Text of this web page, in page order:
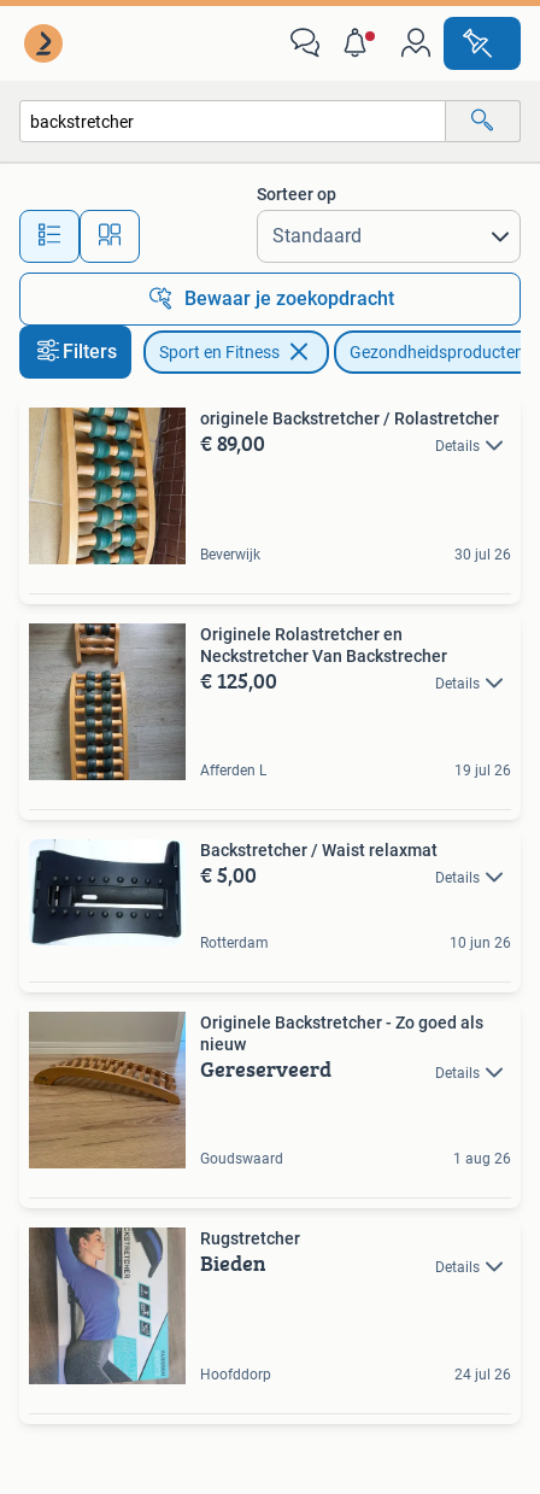
Alle afstanden…
Sorteer op
Bewaar je zoekopdracht
Filters Sport en Fitness Gezondheidsproducten
originele Backstretcher / Rolastretcher
€ 89,00 Details
Beverwijk 30 jul 26
Originele Rolastretcher en
Neckstretcher Van Backstrecher
€ 125,00 Details
Afferden L 19 jul 26
Backstretcher / Waist relaxmat
€ 5,00 Details
Rotterdam 10 jun 26
Originele Backstretcher - Zo goed als
nieuw
Gereserveerd Details
Goudswaard 1 aug 26
Rugstretcher
Bieden Details
Hoofddorp 24 jul 26